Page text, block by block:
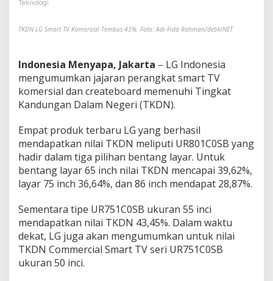
t
K
o
m
e
r
i
a
l
T
e
m
u
s
4
3
%
Teknologi
TKDN LG Smart TV Komersial Tembus 43%. Foto: Adi Fida Rahman/detikINET
Indonesia Menyapa, Jakarta – LG Indonesia
mengumumkan jajaran perangkat smart TV
komersial dan createboard memenuhi Tingkat
Kandungan Dalam Negeri (TKDN).
Empat produk terbaru LG yang berhasil
mendapatkan nilai TKDN meliputi UR801C0SB yang
hadir dalam tiga pilihan bentang layar. Untuk
bentang layar 65 inch nilai TKDN mencapai 39,62%,
layar 75 inch 36,64%, dan 86 inch mendapat 28,87%.
Sementara tipe UR751C0SB ukuran 55 inci
mendapatkan nilai TKDN 43,45%. Dalam waktu
dekat, LG juga akan mengumumkan untuk nilai
TKDN Commercial Smart TV seri UR751C0SB
ukuran 50 inci.